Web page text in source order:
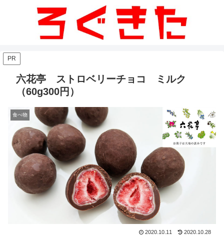
PR
六花亭 ストロベリーチョコ ミルク
（60g300円）
食べ物
2020.10.11 2020.10.28